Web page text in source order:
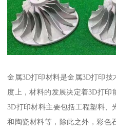
金属3D打印材料是金属3D打印
度上，材料的发展决定着3D打
3D打印材料主要包括工程塑料
和陶瓷材料等，除此之外，彩色